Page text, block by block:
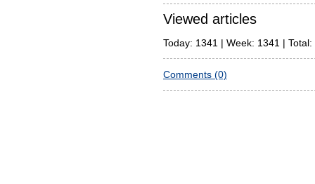
Viewed articles
Today: 1341 | Week: 1341 | Total:
Comments (0)